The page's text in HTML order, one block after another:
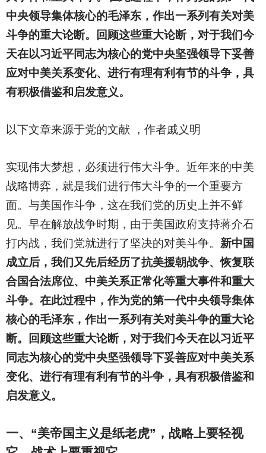
中央领导集体核心的毛泽东，作出一系列有关对美
斗争的重大论断。回顾这些重大论断，对于我们今
天在以习近平同志为核心的党中央坚强领导下妥善
应对中美关系变化、进行有理有利有节的斗争，具
有积极借鉴和启发意义。
以下文章来源于党的文献 ，作者戚义明
实现伟大梦想，必须进行伟大斗争。近年来的中美
战略博弈，就是我们进行伟大斗争的一个重要方
面。与美国作斗争，这在我们党的历史上并不鲜
见。早在解放战争时期，由于美国政府支持蒋介石
打内战，我们党就进行了坚决的对美斗争。 新中国
成立后，我们又先后经历了抗美援朝战争、恢复联
合国合法席位、中美关系正常化等重大事件和重大
斗争。在此过程中，作为党的第一代中央领导集体
核心的毛泽东，作出一系列有关对美斗争的重大论
断。回顾这些重大论断，对于我们今天在以习近平
同志为核心的党中央坚强领导下妥善应对中美关系
变化、进行有理有利有节的斗争，具有积极借鉴和
启发意义。
一、“美帝国主义是纸老虎”，战略上要轻视